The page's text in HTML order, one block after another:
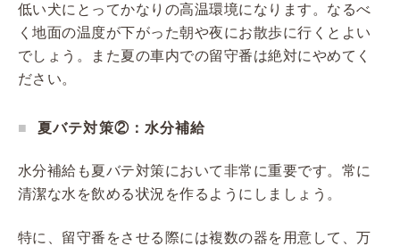
低い犬にとってかなりの高温環境になります。なるべ
く地面の温度が下がった朝や夜にお散歩に行くとよい
でしょう。また夏の車内での留守番は絶対にやめてく
ださい。
夏バテ対策②：水分補給
水分補給も夏バテ対策において非常に重要です。常に
清潔な水を飲める状況を作るようにしましょう。
特に、留守番をさせる際には複数の器を用意して、万